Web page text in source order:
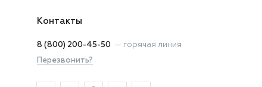
Контакты
8 (800) 200-45-50 — горячая линия
Перезвонить?